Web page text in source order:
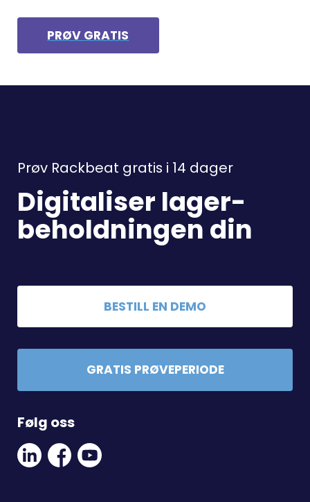
PRØV GRATIS
Prøv Rackbeat gratis i 14 dager
Digitaliser lager-
beholdningen din
BESTILL EN DEMO
GRATIS PRØVEPERIODE
Følg oss
Linkedin
Social
Link
Facebook
Social
Link
Youtube
Link